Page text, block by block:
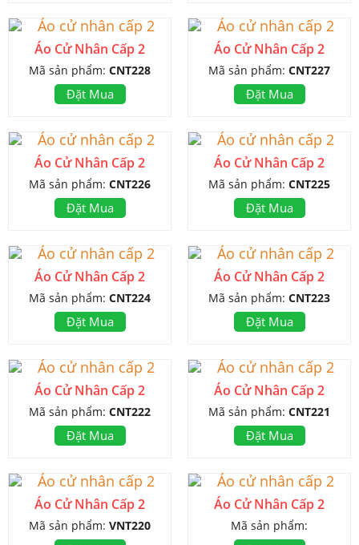
Áo Cử Nhân Cấp 2
Mã sản phẩm: CNT228
Đặt Mua
Áo Cử Nhân Cấp 2
Mã sản phẩm: CNT227
Đặt Mua
Áo Cử Nhân Cấp 2
Mã sản phẩm: CNT226
Đặt Mua
Áo Cử Nhân Cấp 2
Mã sản phẩm: CNT225
Đặt Mua
Áo Cử Nhân Cấp 2
Mã sản phẩm: CNT224
Đặt Mua
Áo Cử Nhân Cấp 2
Mã sản phẩm: CNT223
Đặt Mua
Áo Cử Nhân Cấp 2
Mã sản phẩm: CNT222
Đặt Mua
Áo Cử Nhân Cấp 2
Mã sản phẩm: CNT221
Đặt Mua
Áo Cử Nhân Cấp 2
Mã sản phẩm: VNT220
Áo Cử Nhân Cấp 2
Mã sản phẩm: